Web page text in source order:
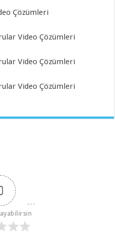
Çözümleri
Video Çözümleri
Video Çözümleri
Video Çözümleri